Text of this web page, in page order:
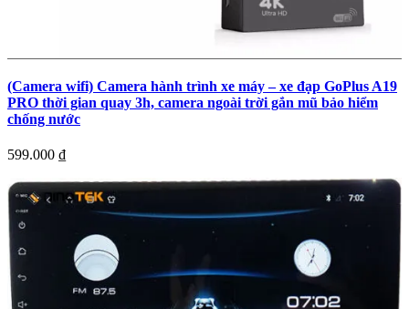
(Camera wifi) Camera hành trình xe máy – xe đạp GoPlus A19
PRO thời gian quay 3h, camera ngoài trời gắn mũ bảo hiểm
chống nước
599.000 ₫